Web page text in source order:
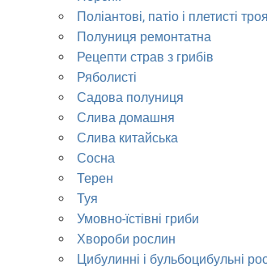
Поліантові, патіо і плетисті
Полуниця ремонтатна
Рецепти страв з грибів
Ряболисті
Садова полуниця
Слива домашня
Слива китайська
Сосна
Терен
Туя
Умовно-їстівні гриби
Хвороби рослин
Цибулинні і бульбоцибульні